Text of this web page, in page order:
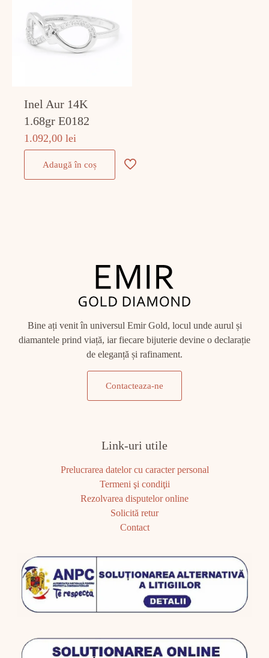
Inel Aur 14K
1.68gr E0182
1.092,00lei
Adaugă în coș
Bine ați venit în universul Emir Gold, locul unde aurul și
diamantele prind viață, iar fiecare bijuterie devine o declarație
de eleganță și rafinament.
Contacteaza-ne
Link-uri utile
Prelucrarea datelor cu caracter personal
Termeni şi condiţii
Rezolvarea disputelor online
Solicită retur
Contact